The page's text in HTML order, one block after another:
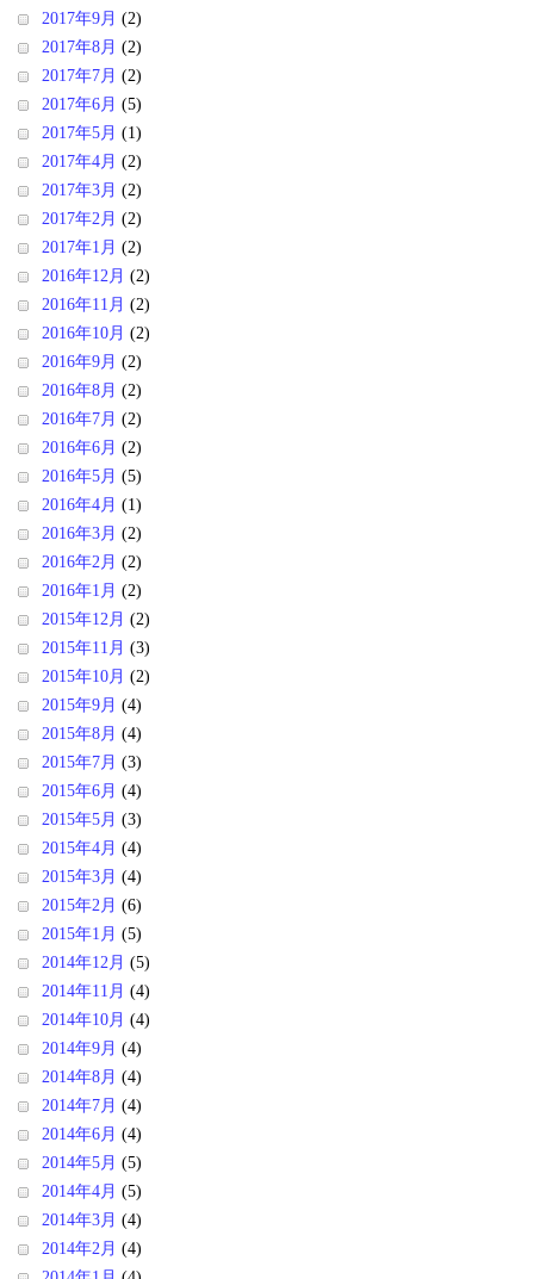
2017年9月 (2)
2017年8月 (2)
2017年7月 (2)
2017年6月 (5)
2017年5月 (1)
2017年4月 (2)
2017年3月 (2)
2017年2月 (2)
2017年1月 (2)
2016年12月 (2)
2016年11月 (2)
2016年10月 (2)
2016年9月 (2)
2016年8月 (2)
2016年7月 (2)
2016年6月 (2)
2016年5月 (5)
2016年4月 (1)
2016年3月 (2)
2016年2月 (2)
2016年1月 (2)
2015年12月 (2)
2015年11月 (3)
2015年10月 (2)
2015年9月 (4)
2015年8月 (4)
2015年7月 (3)
2015年6月 (4)
2015年5月 (3)
2015年4月 (4)
2015年3月 (4)
2015年2月 (6)
2015年1月 (5)
2014年12月 (5)
2014年11月 (4)
2014年10月 (4)
2014年9月 (4)
2014年8月 (4)
2014年7月 (4)
2014年6月 (4)
2014年5月 (5)
2014年4月 (5)
2014年3月 (4)
2014年2月 (4)